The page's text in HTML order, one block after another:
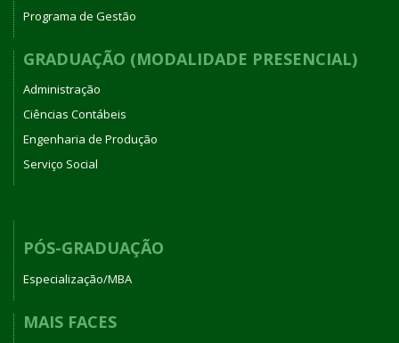
Programa de Gestão
GRADUAÇÃO (MODALIDADE PRESENCIAL)
Administração
Ciências Contábeis
Engenharia de Produção
Serviço Social
PÓS-GRADUAÇÃO
Especialização/MBA
MAIS FACES